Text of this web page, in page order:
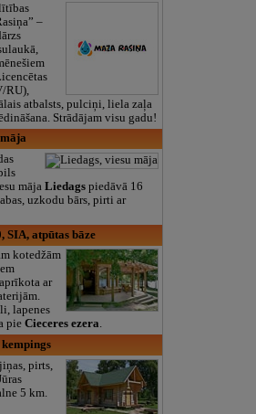
–
RU),
atbalsts, pulciņi, liela zaļa
Strādājam visu gadu!
mājaLiedags piedāvā 16
uzkodu bārs, pirti ar
SIA, atpūtas bāze
kotedžām
ar
lapenes
pieCieceres ezera.
pirts,
5 km.